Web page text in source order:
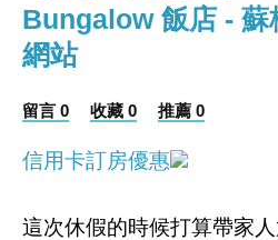
Bungalow 飯店 - 蘇
網站
留言 0 收藏 0 推薦 0
信用卡訂房優惠
這次休假的時候打算帶家